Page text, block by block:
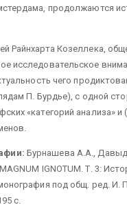
продолжаются
Райнхарта Козеллека,
исследовательское
чего
П. Бурдье), с одной
«категорий анализа»
Бурнашева А.А.,
IGNOTUM. Т. 3:
под общ. ред.
с.